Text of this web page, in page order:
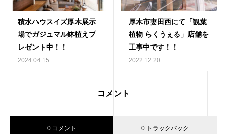
積水ハウスイズ厚木展示
場でガジュマル鉢植えプ
レゼント中！！
2024.04.15
厚木市妻田西にて「観葉
植物 らくうぇる」店舗を
工事中です！！
2022.12.20
コメント
0 コメント 0 トラックバック